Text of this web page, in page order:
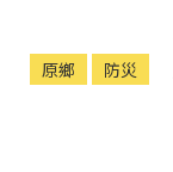
原鄉 防災